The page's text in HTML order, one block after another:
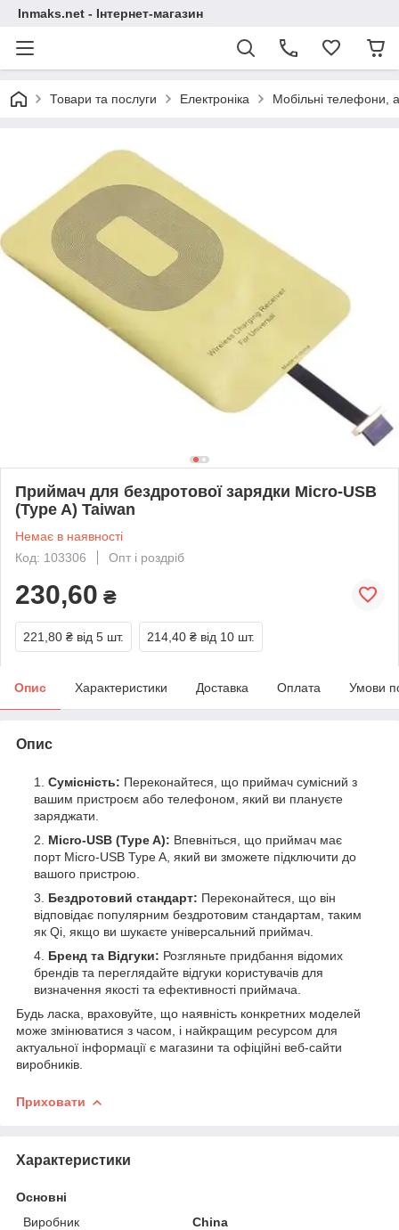
Inmaks.net - Інтернет-магазин
Товари та послуги Електроніка Мобільні телефони,
Приймач для бездротової зарядки Micro-USB
(Type A) Taiwan
Немає в наявності
Код: 103306
Опт і роздріб
230,60 ₴
221,80 ₴ від 5 шт. 214,40 ₴ від 10 шт.
Опис Характеристики Доставка Оплата Умови
Опис
Сумісність: Переконайтеся, що приймач сумісний з
вашим пристроєм або телефоном, який ви плануєте
заряджати.
Micro-USB (Type A): Впевніться, що приймач має
порт Micro-USB Type A, який ви зможете підключити до
вашого пристрою.
Бездротовий стандарт: Переконайтеся, що він
відповідає популярним бездротовим стандартам, таким
як Qi, якщо ви шукаєте універсальний приймач.
Бренд та Відгуки: Розгляньте придбання відомих
брендів та переглядайте відгуки користувачів для
визначення якості та ефективності приймача.
Будь ласка, враховуйте, що наявність конкретних моделей
може змінюватися з часом, і найкращим ресурсом для
актуальної інформації є магазини та офіційні веб-сайти
виробників.
Приховати
Характеристики
Основні
Виробник
China